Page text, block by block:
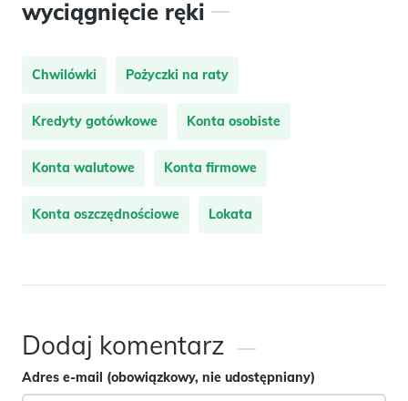
wyciągnięcie ręki
Chwilówki Pożyczki na raty
Kredyty gotówkowe Konta osobiste
Konta walutowe Konta firmowe
Konta oszczędnościowe Lokata
Dodaj komentarz
Adres e-mail (obowiązkowy, nie udostępniany)